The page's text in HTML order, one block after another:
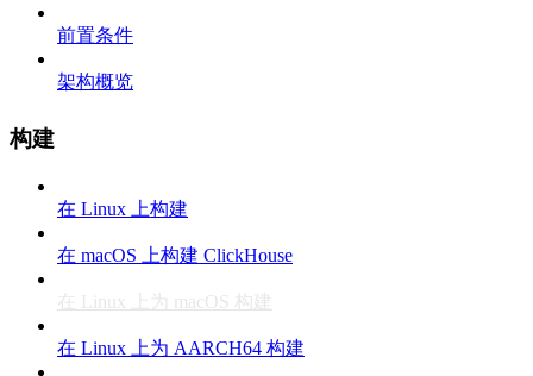
前置条件
架构概览
构建
在 Linux 上构建
在 macOS 上构建 ClickHouse
在 Linux 上为 macOS 构建
在 Linux 上为 AARCH64 构建